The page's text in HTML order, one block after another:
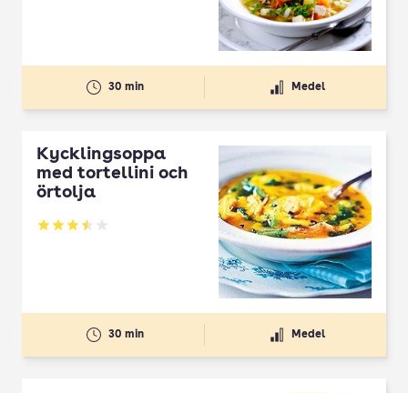
30 min Medel
Kycklingsoppa
med tortellini och
örtolja
Betyg: 3.5 av 5
30 min Medel